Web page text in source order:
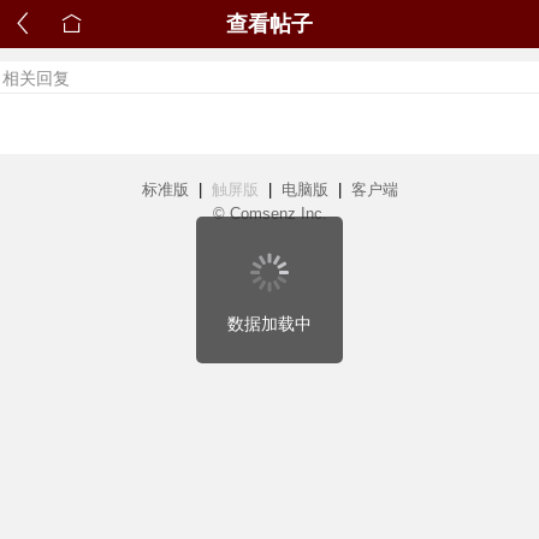
相关回复
标准版 触屏版 电脑版
客户端
© Comsenz Inc.
查看帖子
数据加载中